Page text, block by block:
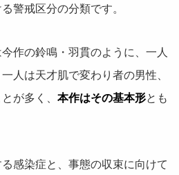
警戒区分の分類です。
作の鈴鳴・羽貫のように、一人
人は天才肌で変わり者の男性、
が多く、 本作はその基本形とも
感染症と、事態の収束に向けて